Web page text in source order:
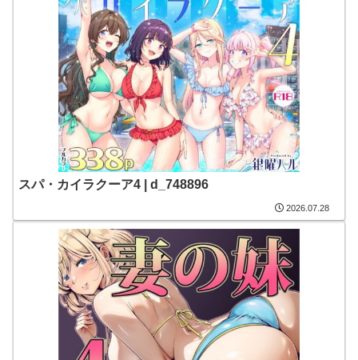
スパ・カイラクーア4 | d_748896
2026.07.28